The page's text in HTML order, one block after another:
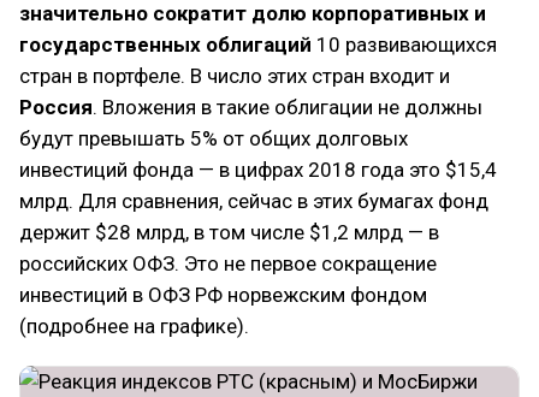
значительно сократит долю корпоративных и
государственных облигаций 10 развивающихся
стран в портфеле. В число этих стран входит и
Россия. Вложения в такие облигации не должны
будут превышать 5% от общих долговых
инвестиций фонда — в цифрах 2018 года это $15,4
млрд. Для сравнения, сейчас в этих бумагах фонд
держит $28 млрд, в том числе $1,2 млрд — в
российских ОФЗ. Это не первое сокращение
инвестиций в ОФЗ РФ норвежским фондом
(подробнее на графике).